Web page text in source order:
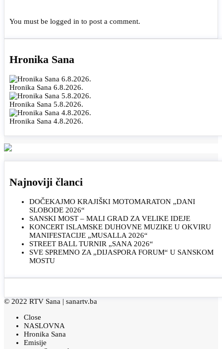
You must be logged in to post a comment.
Hronika Sana
Hronika Sana 6.8.2026.
Hronika Sana 5.8.2026.
Hronika Sana 4.8.2026.
Najnoviji članci
DOČEKAJMO KRAJIŠKI MOTOMARATON „DANI
SLOBODE 2026“
SANSKI MOST – MALI GRAD ZA VELIKE IDEJE
KONCERT ISLAMSKE DUHOVNE MUZIKE U OKVIRU
MANIFESTACIJE „MUSALLA 2026“
STREET BALL TURNIR „SANA 2026“
SVE SPREMNO ZA „DIJASPORA FORUM“ U SANSKOM
MOSTU
© 2022 RTV Sana | sanartv.ba
Close
NASLOVNA
Hronika Sana
Emisije